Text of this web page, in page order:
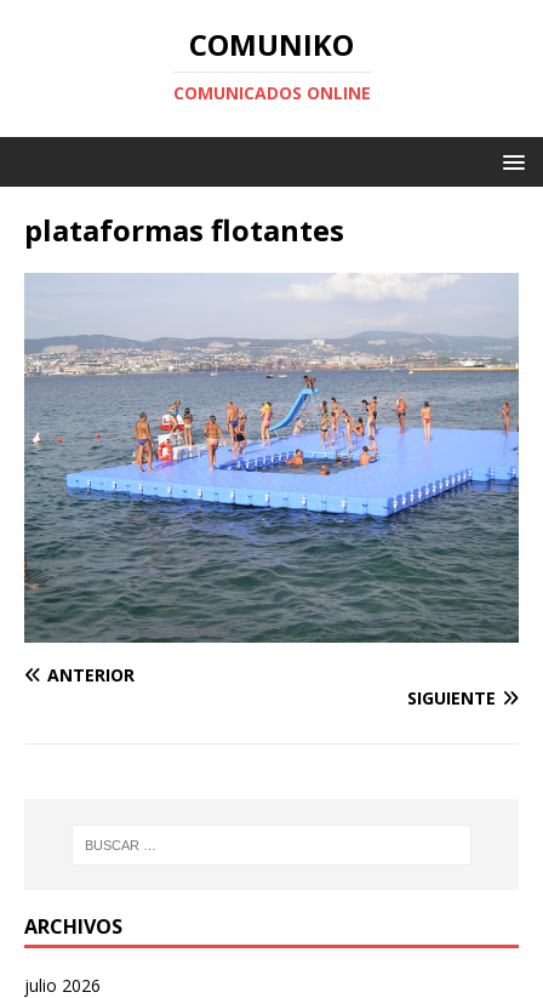
COMUNIKO
COMUNICADOS ONLINE
plataformas flotantes
ANTERIOR
SIGUIENTE
ARCHIVOS
julio 2026